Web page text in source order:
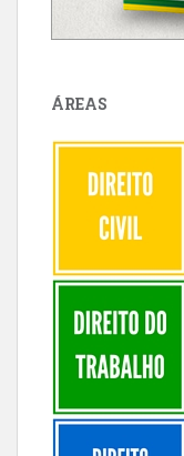
ÁREAS